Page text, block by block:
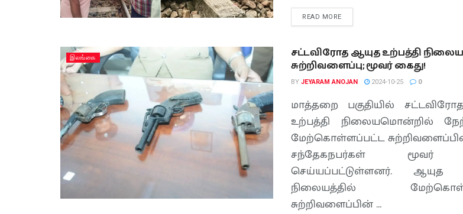
READ MORE
இலங்கை
சட்டவிரோத ஆயுத உற்பத்தி
சுற்றிவளைப்பு; மூவர் கைது!
BY JEYARAM ANOJAN 2024-10-25 0
மாத்தறை பகுதியில்
உற்பத்தி நிலையமொன்றில்
மேற்கொள்ளப்பட்ட
சந்தேகநபர்கள் மூவர்
செய்யப்பட்டுள்ளனர். ஆயுத
நிலையத்தில்
சுற்றிவளைப்பின் ...